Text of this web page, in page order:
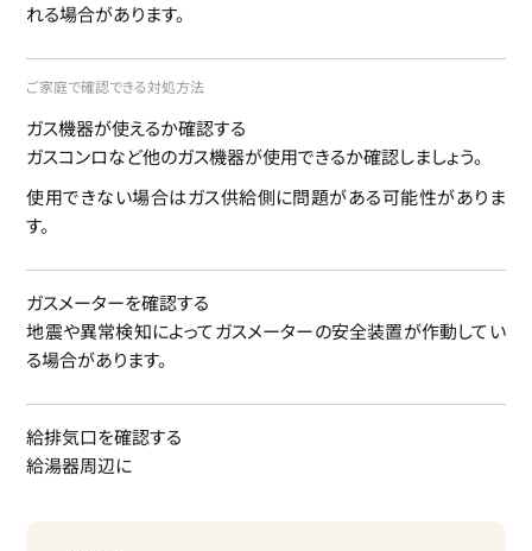
れる場合があります。
ご家庭で確認できる対処方法
ガス機器が使えるか確認する
ガスコンロなど他のガス機器が使用できるか確認しましょう。
使用できない場合はガス供給側に問題がある可能性がありま
す。
ガスメーターを確認する
地震や異常検知によってガスメーターの安全装置が作動してい
る場合があります。
給排気口を確認する
給湯器周辺に